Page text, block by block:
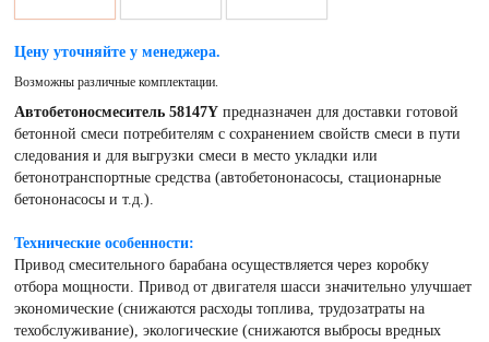
Цену уточняйте у менеджера.
Возможны различные комплектации.
Автобетоносмеситель 58147Y предназначен для доставки готовой
бетонной смеси потребителям с сохранением свойств смеси в пути
следования и для выгрузки смеси в место укладки или
бетонотранспортные средства (автобетононасосы, стационарные
бетононасосы и т.д.).
Технические особенности:
Привод смесительного барабана осуществляется через коробку
отбора мощности. Привод от двигателя шасси значительно улучшает
экономические (снижаются расходы топлива, трудозатраты на
техобслуживание), экологические (снижаются выбросы вредных